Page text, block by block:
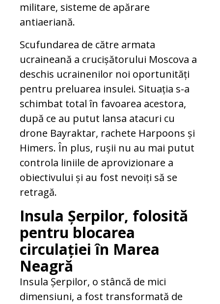
militare, sisteme de apărare
antiaeriană.
Scufundarea de către armata
ucraineană a crucișătorului Moscova a
deschis ucrainenilor noi oportunități
pentru preluarea insulei. Situația s-a
schimbat total în favoarea acestora,
după ce au putut lansa atacuri cu
drone Bayraktar, rachete Harpoons și
Himers. În plus, rușii nu au mai putut
controla liniile de aprovizionare a
obiectivului și au fost nevoiți să se
retragă.
Insula Șerpilor, folosită
pentru blocarea
circulației în Marea
Neagră
Insula Șerpilor, o stâncă de mici
dimensiuni, a fost transformată de